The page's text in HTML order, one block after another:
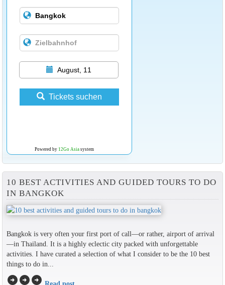
August, 11
Tickets suchen
Powered by 12Go Asiasystem
10 BEST ACTIVITIES AND GUIDED TOURS TO DO
IN BANGKOK
Bangkok is very often your first port of call—or rather, airport of arrival
—in Thailand. It is a highly eclectic city packed with unforgettable
activities. I have curated a selection of what I consider to be the 10 best
things to do in...
arrow_circle_rightarrow_circle_rightarrow_circle_right